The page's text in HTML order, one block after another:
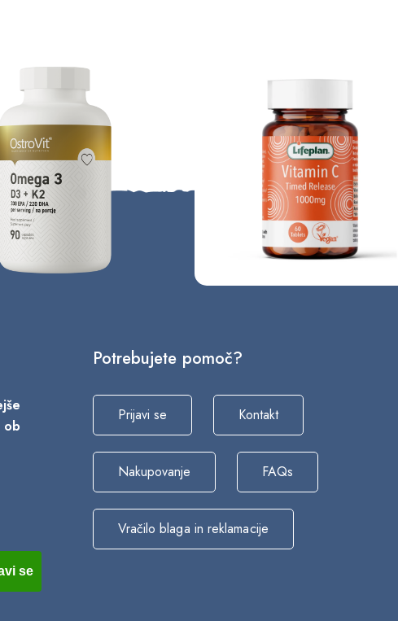
ob
se
Potrebujete pomoč?
Prijavi se Kontakt
Nakupovanje FAQs
Vračilo blaga in reklamacije